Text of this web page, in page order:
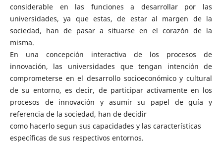
considerable en las funciones a desarrollar por las
universidades, ya que estas, de estar al margen de la
sociedad, han de pasar a situarse en el corazón de la
misma.
En una concepción interactiva de los procesos de
innovación, las universidades que tengan intención de
comprometerse en el desarrollo socioeconómico y cultural
de su entorno, es decir, de participar activamente en los
procesos de innovación y asumir su papel de guía y
referencia de la sociedad, han de decidir
como hacerlo segun sus capacidades y las características
específicas de sus respectivos entornos.